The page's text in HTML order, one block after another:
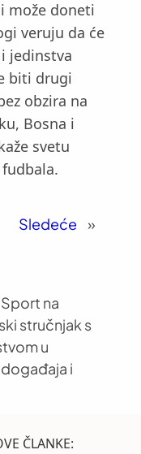
može doneti
veruju da će
jedinstva
biti drugi
obzira na
Bosna i
svetu
Sledeće »
na
stručnjak s
u
i
ČLANKE: